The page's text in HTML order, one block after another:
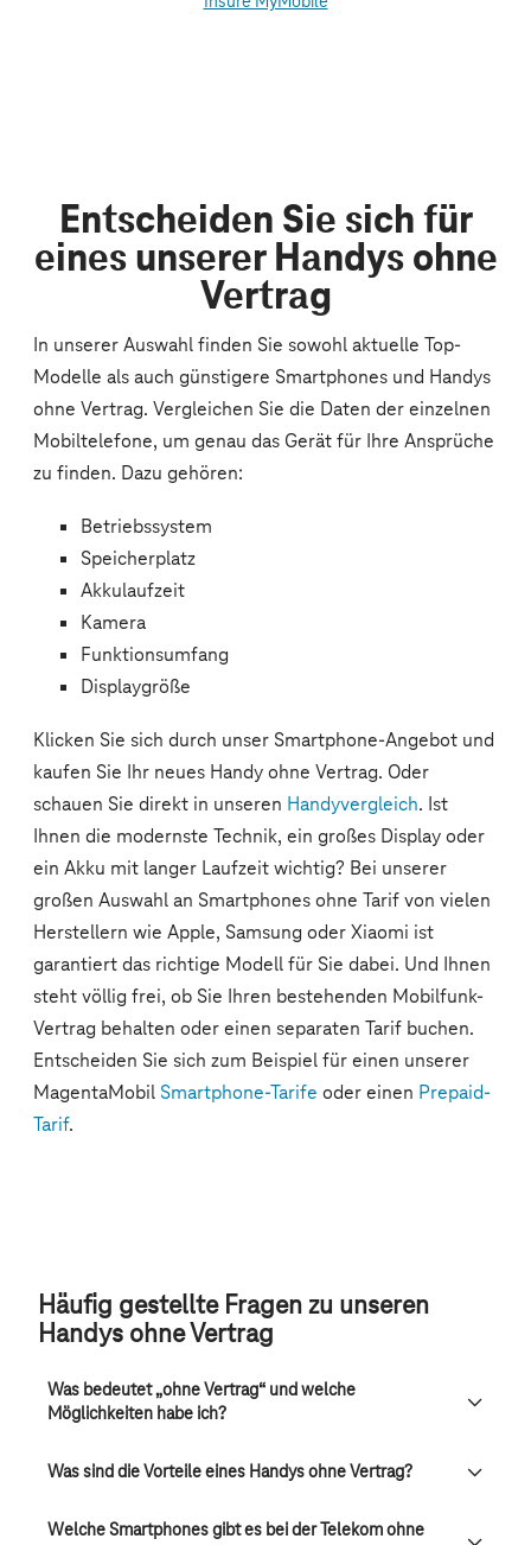
Häufig gestellte Fragen zu unseren
Handys ohne Vertrag
Was bedeutet „ohne Vertrag“ und welche
Möglichkeiten habe ich?
Was sind die Vorteile eines Handys ohne Vertrag?
Welche Smartphones gibt es bei der Telekom ohne